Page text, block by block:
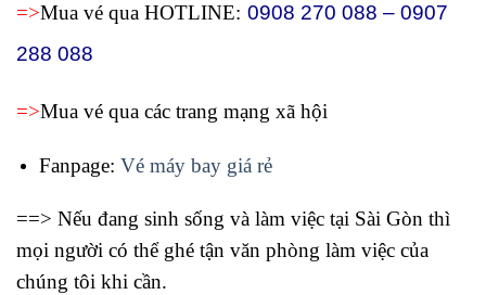
=>Mua vé qua HOTLINE: 0908 270 088 – 0907
288 088
=>Mua vé qua các trang mạng xã hội
Fanpage: Vé máy bay giá rẻ
==> Nếu đang sinh sống và làm việc tại Sài Gòn thì
mọi người có thể ghé tận văn phòng làm việc của
chúng tôi khi cần.